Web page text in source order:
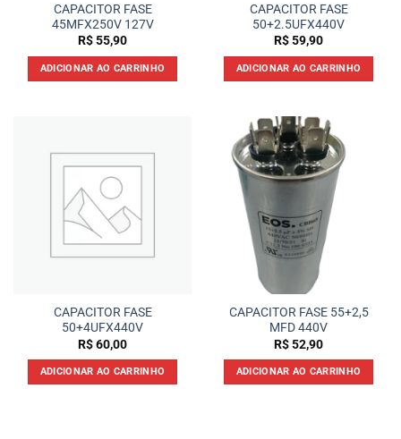
CAPACITOR FASE
45MFX250V 127V
R$55,90
ADICIONAR AO CARRINHO
CAPACITOR FASE
50+2.5UFX440V
R$59,90
ADICIONAR AO CARRINHO
CAPACITOR FASE
50+4UFX440V
R$60,00
ADICIONAR AO CARRINHO
CAPACITOR FASE 55+2,5
MFD 440V
R$52,90
ADICIONAR AO CARRINHO